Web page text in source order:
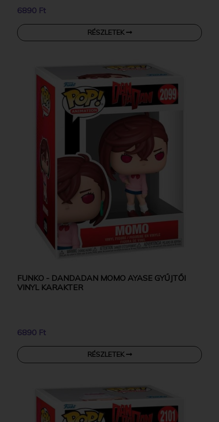
6890 Ft
RÉSZLETEK
FUNKO - DANDADAN MOMO AYASE GYŰJTŐI
VINYL KARAKTER
6890 Ft
RÉSZLETEK